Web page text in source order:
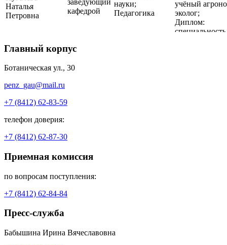
Наталья
Петровна
кафедрой
науки;
Педагогика
учёный
эколог;
Диплом:
Главный корпус
Ботаническая ул., 30
penz_gau@mail.ru
+7 (8412) 62-83-59
телефон доверия:
+7 (8412) 62-87-30
Приемная комиссия
по вопросам поступления:
+7 (8412) 62-84-84
Пресс-служба
Бабышина Ирина Вячеславовна